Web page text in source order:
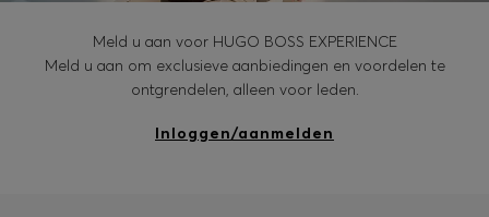
Meld u aan voor HUGO BOSS EXPERIENCE
Meld u aan om exclusieve aanbiedingen en voordelen te
ontgrendelen, alleen voor leden.
Inloggen/aanmelden